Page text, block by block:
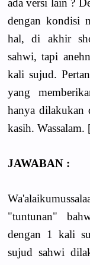
dengan kondisi
hal, di akhir
sahwi, tapi
kali sujud.
yang
hanya dilakukan
kasih. Wassalam.
JAWABAN :
"tuntunan"
dengan 1 kali
sujud sahwi